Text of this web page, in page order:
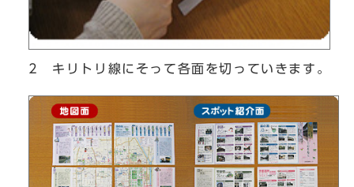
2 キリトリ線にそって各面を切っていきます。